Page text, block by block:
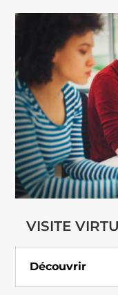
VISITE
Découvrir